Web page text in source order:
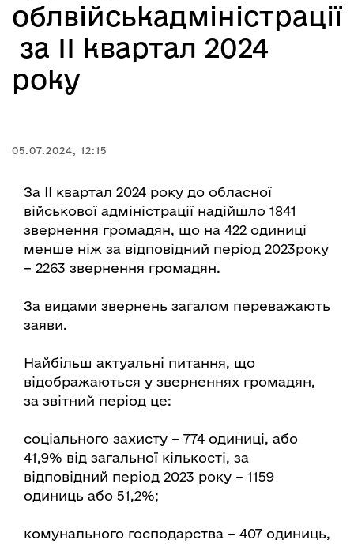
облвійськадміністрації
за ІІ квартал 2024
року
05.07.2024, 12:15
За ІІ квартал 2024 року до обласної
військової адміністрації надійшло 1841
звернення громадян, що на 422 одиниці
менше ніж за відповідний період 2023року
– 2263 звернення громадян.
За видами звернень загалом переважають
заяви.
Найбільш актуальні питання, що
відображаються у зверненнях громадян,
за звітний період це:
соціального захисту – 774 одиниці, або
41,9% від загальної кількості, за
відповідний період 2023 року – 1159
одиниць або 51,2%;
комунального господарства – 407 одиниць,